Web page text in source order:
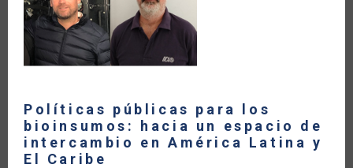
Políticas públicas para los
bioinsumos: hacia un espacio de
intercambio en América Latina y
El Caribe